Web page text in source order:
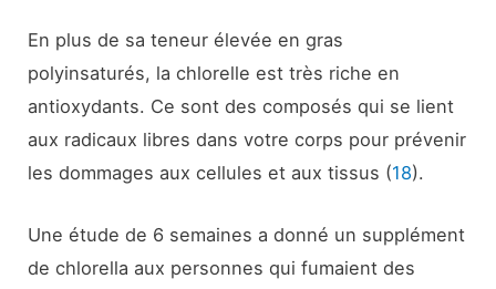
En plus de sa teneur élevée en gras
polyinsaturés, la chlorelle est très riche en
antioxydants. Ce sont des composés qui se lient
aux radicaux libres dans votre corps pour prévenir
les dommages aux cellules et aux tissus (18).
Une étude de 6 semaines a donné un supplément
de chlorella aux personnes qui fumaient des